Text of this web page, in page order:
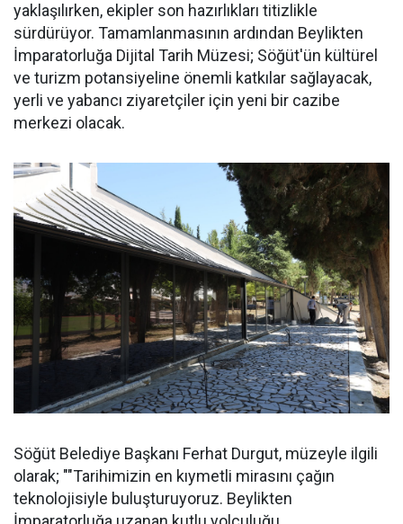
yaklaşılırken, ekipler son hazırlıkları titizlikle
sürdürüyor. Tamamlanmasının ardından Beylikten
İmparatorluğa Dijital Tarih Müzesi; Söğüt'ün kültürel
ve turizm potansiyeline önemli katkılar sağlayacak,
yerli ve yabancı ziyaretçiler için yeni bir cazibe
merkezi olacak.
Söğüt Belediye Başkanı Ferhat Durgut, müzeyle ilgili
olarak; ""Tarihimizin en kıymetli mirasını çağın
teknolojisiyle buluşturuyoruz. Beylikten